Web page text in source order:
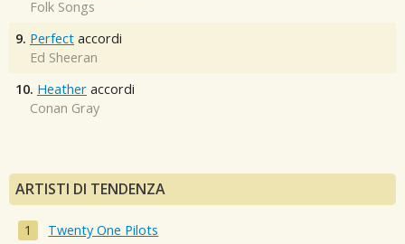
Folk Songs
9. Perfect accordi
Ed Sheeran
10. Heather accordi
Conan Gray
ARTISTI DI TENDENZA
Twenty One Pilots